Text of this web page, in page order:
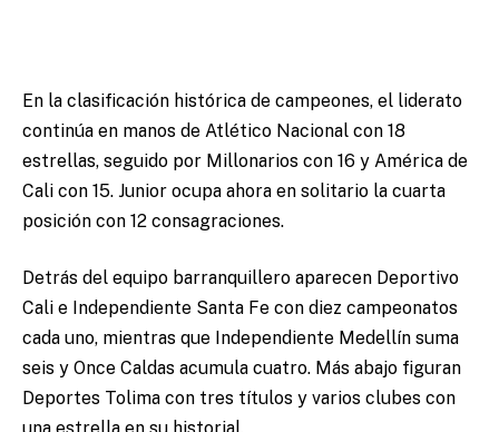
En la clasificación histórica de campeones, el liderato
continúa en manos de Atlético Nacional con 18
estrellas, seguido por Millonarios con 16 y América de
Cali con 15. Junior ocupa ahora en solitario la cuarta
posición con 12 consagraciones.
Detrás del equipo barranquillero aparecen Deportivo
Cali e Independiente Santa Fe con diez campeonatos
cada uno, mientras que Independiente Medellín suma
seis y Once Caldas acumula cuatro. Más abajo figuran
Deportes Tolima con tres títulos y varios clubes con